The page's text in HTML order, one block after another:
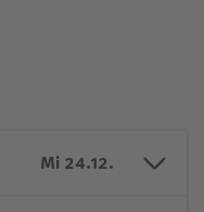
Mi 24.12.